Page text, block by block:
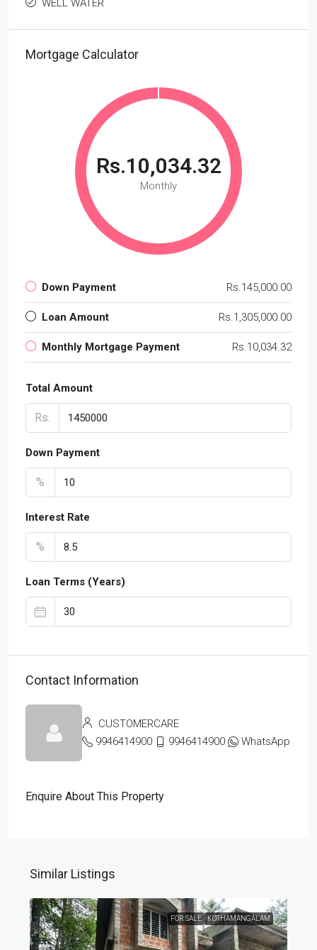
WELL WATER
Mortgage Calculator
Rs.10,034.32
Monthly
Down Payment Rs.145,000.00
Loan Amount Rs.1,305,000.00
Monthly Mortgage Payment Rs.10,034.32
Total Amount
Rs.
Down Payment
%
Interest Rate
%
Loan Terms (Years)
Contact Information
CUSTOMERCARE
9946414900
9946414900 WhatsApp
Enquire About This Property
Similar Listings
FOR SALE KOTHAMANGALAM